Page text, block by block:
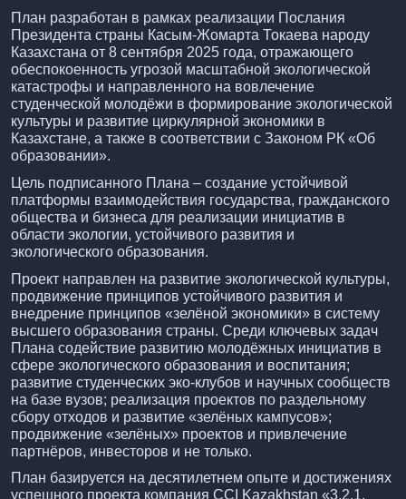
План разработан в рамках реализации Послания
Президента страны Касым-Жомарта Токаева народу
Казахстана от 8 сентября 2025 года, отражающего
обеспокоенность угрозой масштабной экологической
катастрофы и направленного на вовлечение
студенческой молодёжи в формирование экологической
культуры и развитие циркулярной экономики в
Казахстане, а также в соответствии с Законом РК «Об
образовании».
Цель подписанного Плана – создание устойчивой
платформы взаимодействия государства, гражданского
общества и бизнеса для реализации инициатив в
области экологии, устойчивого развития и
экологического образования.
Проект направлен на развитие экологической культуры,
продвижение принципов устойчивого развития и
внедрение принципов «зелёной экономики» в систему
высшего образования страны. Среди ключевых задач
Плана содействие развитию молодёжных инициатив в
сфере экологического образования и воспитания;
развитие студенческих эко-клубов и научных сообществ
на базе вузов; реализация проектов по раздельному
сбору отходов и развитие «зелёных кампусов»;
продвижение «зелёных» проектов и привлечение
партнёров, инвесторов и не только.
План базируется на десятилетнем опыте и достижениях
успешного проекта компания CCI Kazakhstan «3.2.1.